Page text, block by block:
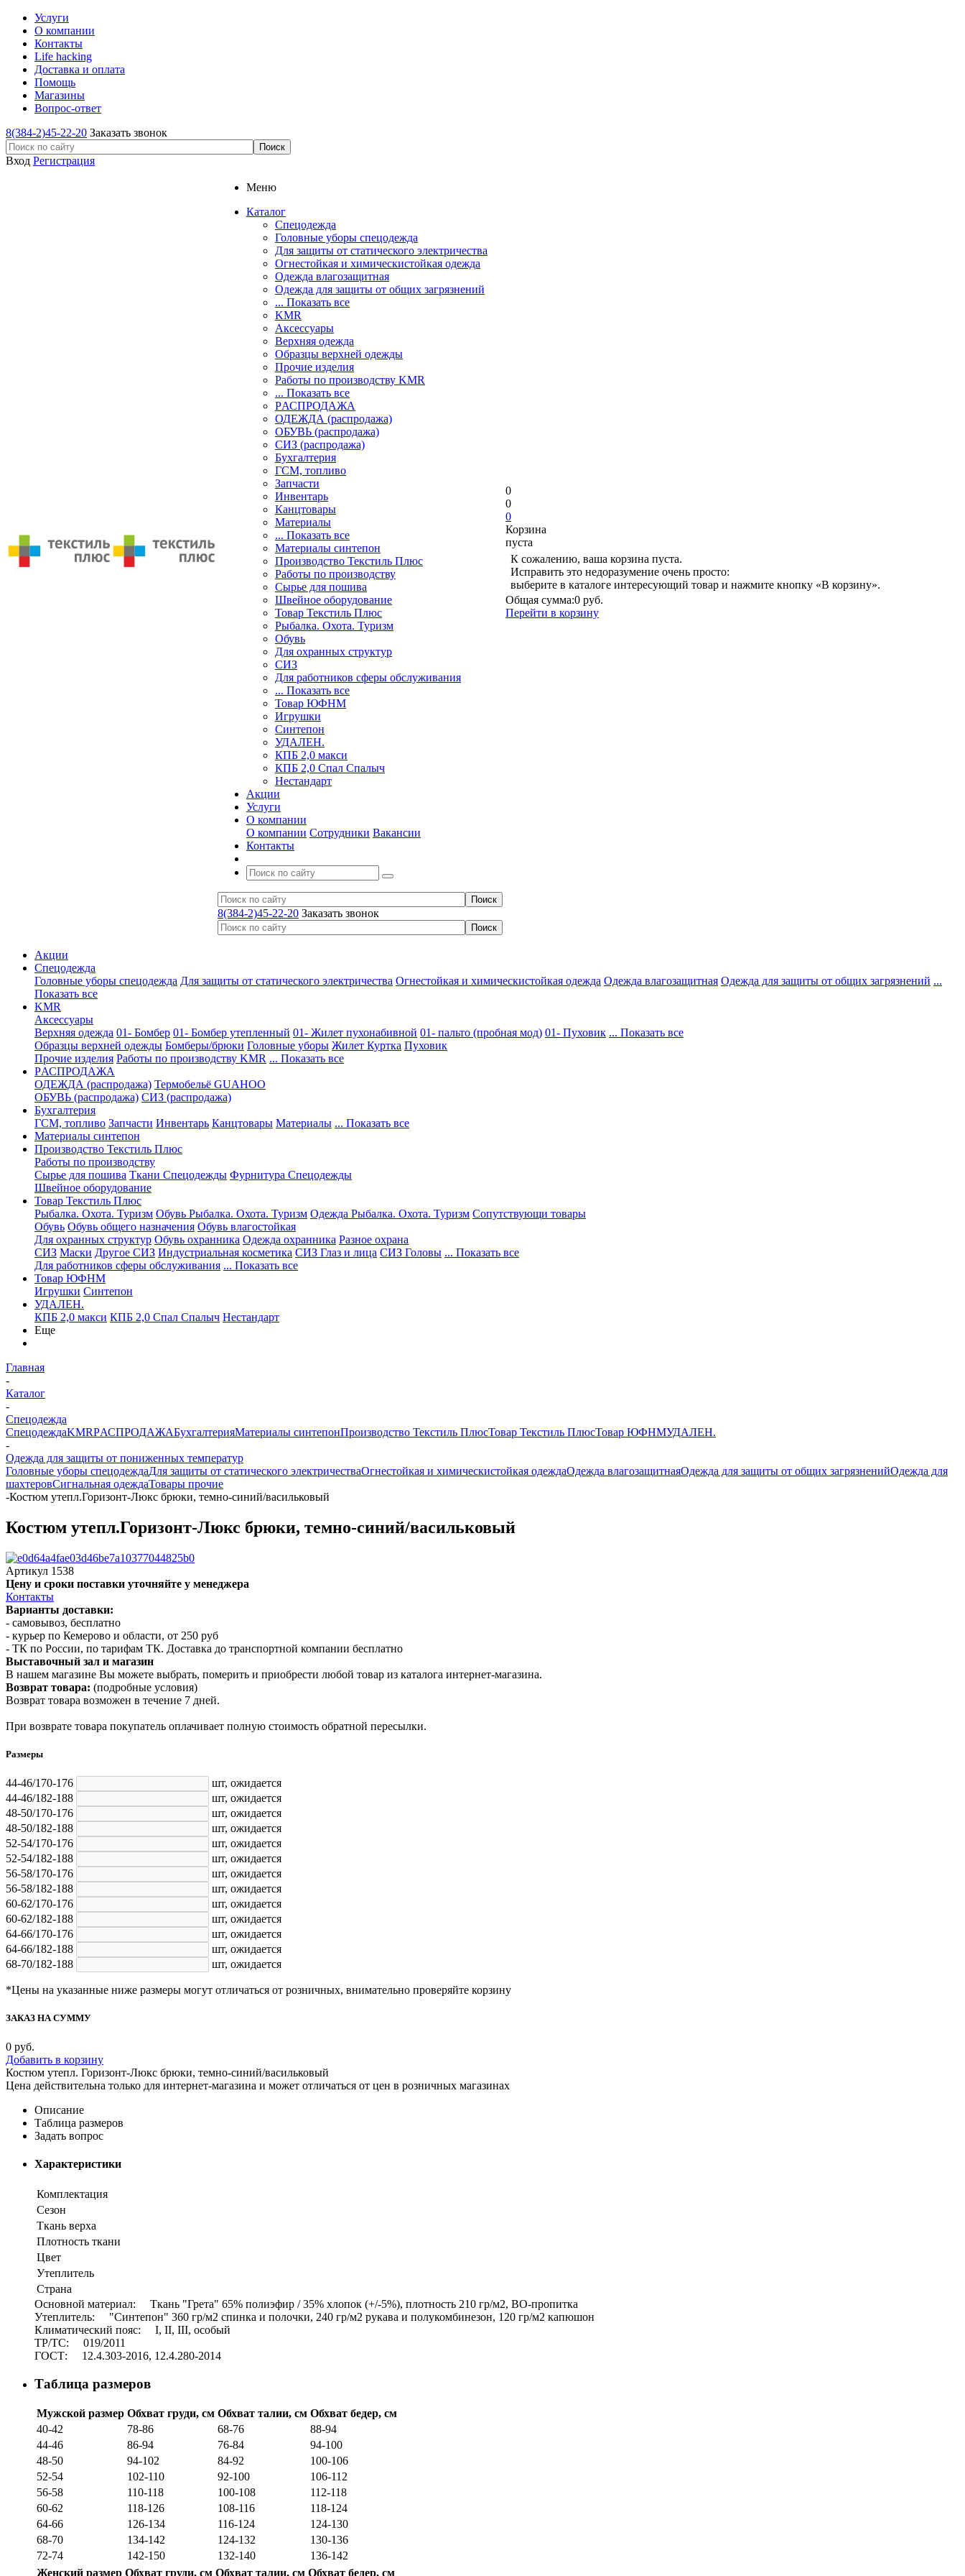
Услуги
О компании
Контакты
Life hacking
Доставка и оплата
Помощь
Магазины
Вопрос-ответ
8(384-2)45-22-20 Заказать звонок
Вход Регистрация
Меню
Каталог
Спецодежда
Головные уборы спецодежда
Для защиты от статического электричества
Огнестойкая и химическистойкая одежда
Одежда влагозащитная
Одежда для защиты от общих загрязнений
... Показать все
KMR
Аксессуары
Верхняя одежда
Образцы верхней одежды
Прочие изделия
Работы по производству KMR
... Показать все
PАСПРОДАЖА
ОДЕЖДА (распродажа)
ОБУВЬ (распродажа)
СИЗ (распродажа)
Бухгалтерия
ГСМ, топливо
Запчасти
Инвентарь
Канцтовары
Материалы
... Показать все
Материалы синтепон
Производство Текстиль Плюс
Работы по производству
Сырье для пошива
Швейное оборудование
Товар Текстиль Плюс
Рыбалка. Охота. Туризм
Обувь
Для охранных структур
СИЗ
Для работников сферы обслуживания
... Показать все
Товар ЮФНМ
Игрушки
Синтепон
УДАЛЕН.
КПБ 2,0 макси
КПБ 2,0 Спал Спалыч
Нестандарт
Акции
Услуги
О компании
О компании Сотрудники Вакансии
Контакты
8(384-2)45-22-20 Заказать звонок
0
0
0
Корзина
пуста
К сожалению, ваша корзина пуста.
Исправить это недоразумение очень просто:
выберите в каталоге интересующий товар и нажмите кнопку «В корзину».
Общая сумма:0 руб.
Перейти в корзину
Акции
Спецодежда
Головные уборы спецодежда Для защиты от статического электричества Огнестойкая и химическистойкая одежда Одежда влагозащитная Одежда для защиты от общих загрязнений ...
Показать все
KMR
Аксессуары
Верхняя одежда 01- Бомбер 01- Бомбер утепленный 01- Жилет пухонабивной 01- пальто (пробная мод) 01- Пуховик ... Показать все
Образцы верхней одежды Бомберы/брюки Головные уборы Жилет Куртка Пуховик
Прочие изделия Работы по производству KMR ... Показать все
PАСПРОДАЖА
ОДЕЖДА (распродажа) Термобельё GUAHOO
ОБУВЬ (распродажа) СИЗ (распродажа)
Бухгалтерия
ГСМ, топливо Запчасти Инвентарь Канцтовары Материалы ... Показать все
Материалы синтепон
Производство Текстиль Плюс
Работы по производству
Сырье для пошива Ткани Спецодежды Фурнитура Спецодежды
Швейное оборудование
Товар Текстиль Плюс
Рыбалка. Охота. Туризм Обувь Рыбалка. Охота. Туризм Одежда Рыбалка. Охота. Туризм Сопутствующи товары
Обувь Обувь общего назначения Обувь влагостойкая
Для охранных структур Обувь охранника Одежда охранника Разное охрана
СИЗ Маски Другое СИЗ Индустриальная косметика СИЗ Глаз и лица СИЗ Головы ... Показать все
Для работников сферы обслуживания ... Показать все
Товар ЮФНМ
Игрушки Синтепон
УДАЛЕН.
КПБ 2,0 макси КПБ 2,0 Спал Спалыч Нестандарт
Еще
Главная
-
Каталог
-
Спецодежда
СпецодеждаKMRPАСПРОДАЖАБухгалтерияМатериалы синтепонПроизводство Текстиль ПлюсТовар Текстиль ПлюсТовар ЮФНМУДАЛЕН.
-
Одежда для защиты от пониженных температур
Головные уборы спецодеждаДля защиты от статического электричестваОгнестойкая и химическистойкая одеждаОдежда влагозащитнаяОдежда для защиты от общих загрязненийОдежда для
шахтеровСигнальная одеждаТовары прочие
-Костюм утепл.Горизонт-Люкс брюки, темно-синий/васильковый
Костюм утепл.Горизонт-Люкс брюки, темно-синий/васильковый
Артикул 1538
Цену и сроки поставки уточняйте у менеджера
Контакты
Варианты доставки:
- самовывоз, бесплатно
- курьер по Кемерово и области, от 250 руб
- ТК по России, по тарифам ТК. Доставка до транспортной компании бесплатно
Выставочный зал и магазин
В нашем магазине Вы можете выбрать, померить и приобрести любой товар из каталога интернет-магазина.
Возврат товара: (подробные условия)
Возврат товара возможен в течение 7 дней.
При возврате товара покупатель оплачивает полную стоимость обратной пересылки.
Размеры
44-46/170-176 шт, ожидается
44-46/182-188
шт, ожидается
48-50/170-176
шт, ожидается
48-50/182-188
шт, ожидается
52-54/170-176
шт, ожидается
52-54/182-188
шт, ожидается
56-58/170-176
шт, ожидается
56-58/182-188
шт, ожидается
60-62/170-176
шт, ожидается
60-62/182-188
шт, ожидается
64-66/170-176
шт, ожидается
64-66/182-188
шт, ожидается
68-70/182-188
шт, ожидается
*Цены на указанные ниже размеры могут отличаться от розничных, внимательно проверяйте корзину
ЗАКАЗ НА СУММУ
0 руб.
Добавить в корзину
Костюм утепл. Горизонт-Люкс брюки, темно-синий/васильковый
Цена действительна только для интернет-магазина и может отличаться от цен в розничных магазинах
Описание
Таблица размеров
Задать вопрос
Характеристики
Комплектация
Сезон
Ткань верха
Плотность ткани
Цвет
Утеплитель
Страна
Основной материал: Ткань "Грета" 65% полиэфир / 35% хлопок (+/-5%), плотность 210 гр/м2, ВО-пропитка
Утеплитель: "Синтепон" 360 гр/м2 спинка и полочки, 240 гр/м2 рукава и полукомбинезон, 120 гр/м2 капюшон
Климатический пояс: I, II, III, особый
ТР/ТС: 019/2011
ГОСТ: 12.4.303-2016, 12.4.280-2014
Таблица размеров
Мужской размер Обхват груди, см Обхват талии, см Обхват бедер, см
40-42
78-86 68-76
88-94
44-46
86-94 76-84
94-100
48-50
94-102 84-92
100-106
52-54
102-110 92-100
106-112
56-58
110-118 100-108
112-118
60-62
118-126 108-116
118-124
64-66
126-134 116-124
124-130
68-70
134-142 124-132
130-136
72-74
142-150 132-140
136-142
Женский размер Обхват груди, см Обхват талии, см Обхват бедер, см